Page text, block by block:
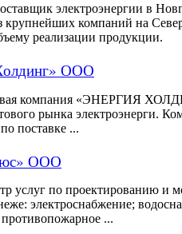
электроэнергии в
крупнейших компаний на
реализации продукции.
ООО
компания «ЭНЕРГИЯ
рынка электроэнерги.
поставке ...
ООО
услуг по проектированию и
электроснабжение;
...